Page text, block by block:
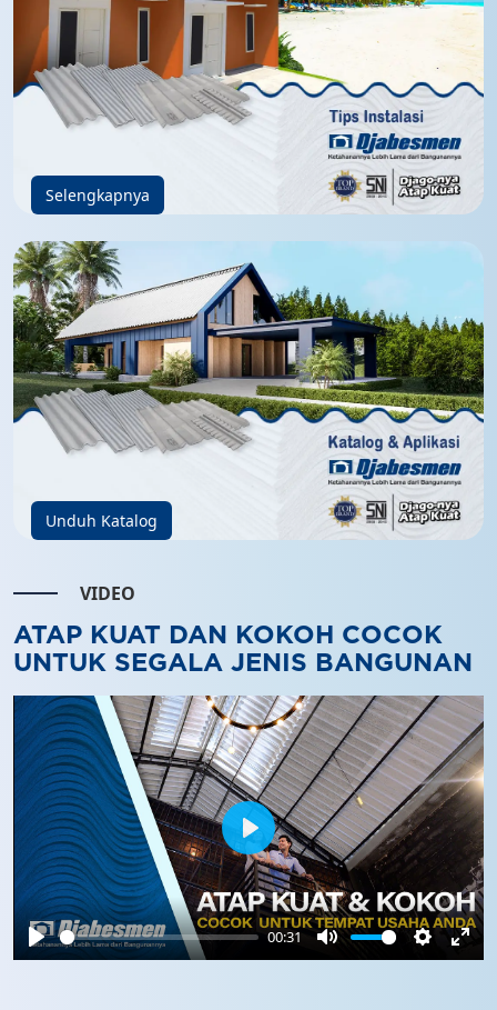
Selengkapnya
Unduh Katalog
VIDEO
ATAP KUAT DAN KOKOH COCOK
UNTUK SEGALA JENIS BANGUNAN
Play
00:31
Mute Settings
Play